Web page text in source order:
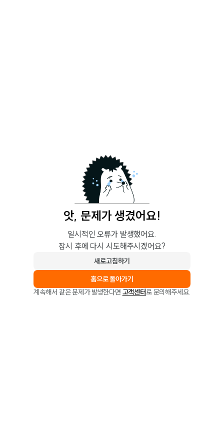
앗, 문제가 생겼어요!
일시적인 오류가 발생했어요.
잠시 후에 다시 시도해주시겠어요?
새로고침하기
홈으로 돌아가기
계속해서 같은 문제가 발생한다면 고객센터로 문의해주세요.